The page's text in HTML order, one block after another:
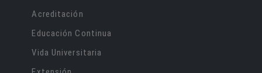
Acreditación
Educación Continua
Vida Universitaria